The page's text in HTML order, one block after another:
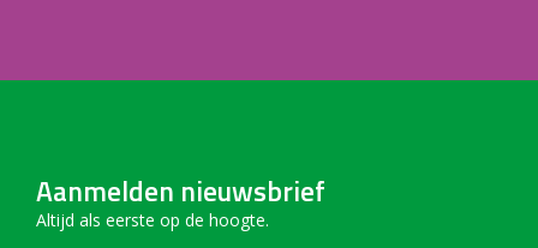
Aanmelden nieuwsbrief
Altijd als eerste op de hoogte.